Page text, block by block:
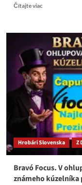
Čítajte viacRead
Grohling:
dáme
dolu
aj
za
cenu
chaosu
po
návrate
Matoviča
moci
Hrobári Slovenska Z
Bravó Focus. V
známeho kúzelníka